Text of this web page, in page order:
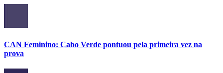
CAN Feminino: Cabo Verde pontuou pela primeira vez na
prova